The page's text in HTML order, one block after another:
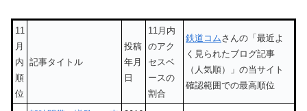
11
月
内
順
位
記事タイトル
投稿
年月
日
11月内
のアク
セスベ
ースの
割合
鉄道コムさんの「最近よ
く見られたブログ記事
（人気順）」の当サイト
確認範囲での最高順位